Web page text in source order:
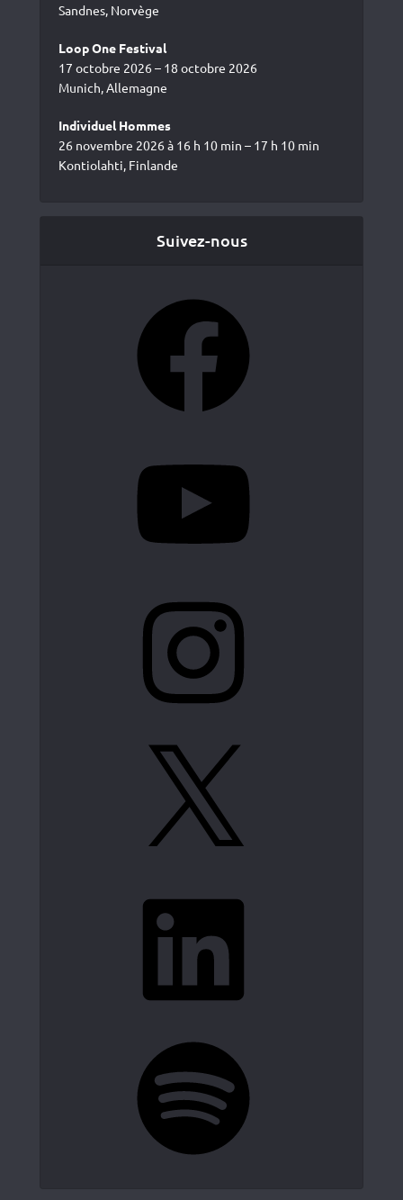
Sandnes, Norvège
Loop One Festival
17 octobre 2026 – 18 octobre 2026
Munich, Allemagne
Individuel Hommes
26 novembre 2026 à 16 h 10 min – 17 h 10 min
Kontiolahti, Finlande
Suivez-nous